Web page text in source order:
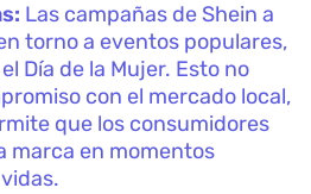
Las campañas de Shein a
torno a eventos populares,
Día de la Mujer. Esto no
con el mercado local,
que los consumidores
marca en momentos